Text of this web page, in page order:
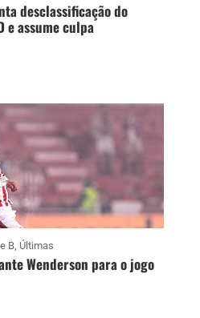
desclassificação do
e assume culpa
B, Últimas
Wenderson para o jogo